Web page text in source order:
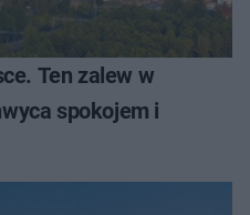
Ten zalew w
spokojem i